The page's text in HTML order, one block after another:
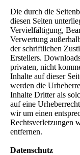
Die durch die
diesen Seiten
Vervielfältigung,
Verwertung
der schriftlichen
Erstellers.
privaten, nicht
Inhalte auf dieser
werden die
Inhalte Dritter als
auf eine
wir um einen
Rechtsverletzungen
entfernen.
Datenschutz